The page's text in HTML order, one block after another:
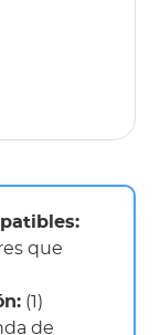
que
(1)
de